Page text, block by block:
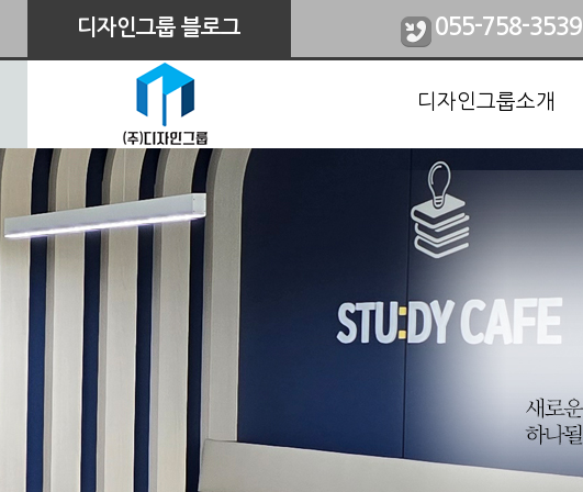
디자인그룹 블로그 055-758-3539
디자인그룹소개